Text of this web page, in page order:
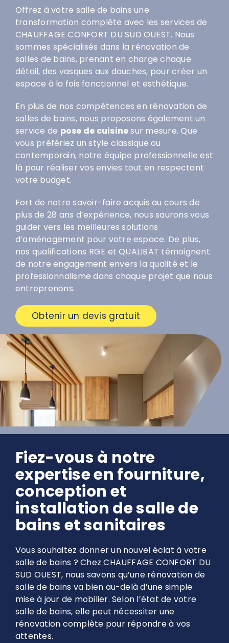
Offrez à votre salle de bains une
transformation complète avec les services de
CHAUFFAGE CONFORT DU SUD OUEST. Nous
sommes spécialisés dans la rénovation de
salles de bains, prenant en charge chaque
détail, des vasques aux douches, pour créer un
espace à la fois fonctionnel et esthétique.
En plus de nos compétences en rénovation de
salles de bains, nous proposons également un
service de pose de cuisinesur mesure. Que
vous préfériez un style classique ou
contemporain, notre équipe professionnelle est
là pour réaliser vos envies tout en respectant
votre budget.
Fort de notre savoir-faire acquis au cours de
plus de 28 ans d’expérience, nous saurons vous
guider vers les meilleures solutions
d’aménagement pour votre espace. De plus,
nos qualifications RGE et QUALIBAT témoignent
de notre engagement envers la qualité et le
professionnalisme dans chaque projet que nous
entreprenons.
Obtenir un devis gratuit
Fiez-vous à notre
expertise en fourniture,
conception et
installation de salle de
bains et sanitaires
Vous souhaitez donner un nouvel éclat à votre
salle de bains ? Chez CHAUFFAGE CONFORT DU
SUD OUEST, nous savons qu’une rénovation de
salle de bains va bien au-delà d’une simple
mise à jour de mobilier. Selon l’état de votre
salle de bains, elle peut nécessiter une
rénovation complète pour répondre à vos
attentes.